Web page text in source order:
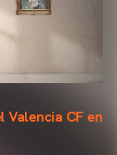
Valencia CF en